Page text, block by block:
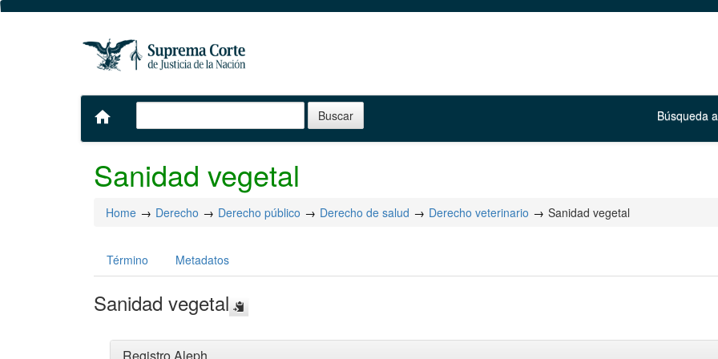
home Búsqueda
Sanidad vegetal
Home Derecho Derecho público Derecho de salud Derecho veterinario Sanidad vegetal
Término Metadatos
Sanidad vegetal